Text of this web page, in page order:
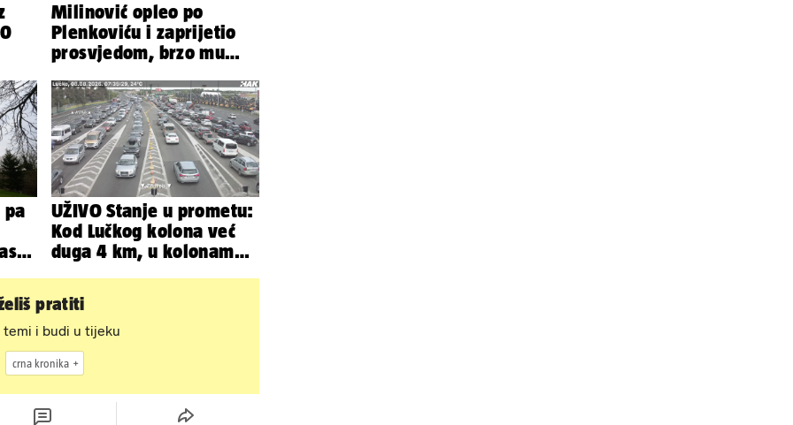
Milinović opleo po
Plenkoviću i zaprijetio
prosvjedom, brzo mu
Gospića
pa
UŽIVO Stanje u prometu:
Kod Lučkog kolona već
duga 4 km, u kolonama
pratiti
i budi u tijeku
crna kronika